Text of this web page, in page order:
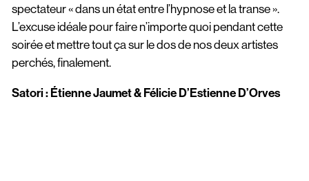
spectateur « dans un état entre l’hypnose et la transe ».
L’excuse idéale pour faire n’importe quoi pendant cette
soirée et mettre tout ça sur le dos de nos deux artistes
perchés, finalement.
Satori : Étienne Jaumet & Félicie D’Estienne D’Orves